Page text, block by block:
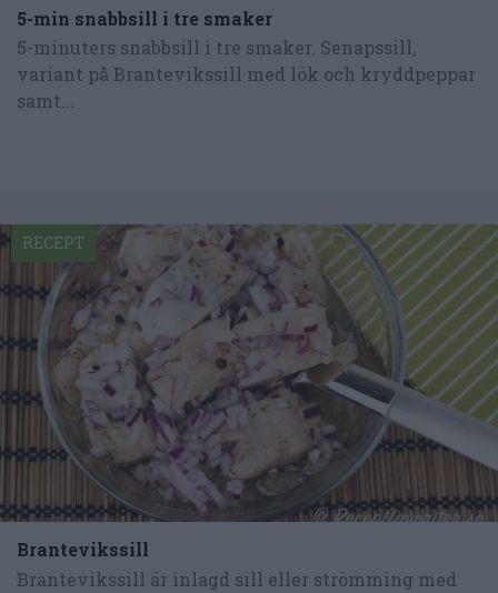
5-min snabbsill i tre smaker
5-minuters snabbsill i tre smaker. Senapssill,
variant på Brantevikssill med lök och kryddpeppar
samt...
Brantevikssill
Brantevikssill är inlagd sill eller strömming med
RECEPT